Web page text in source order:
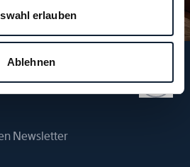
erlauben
Ablehnen
Newsletter